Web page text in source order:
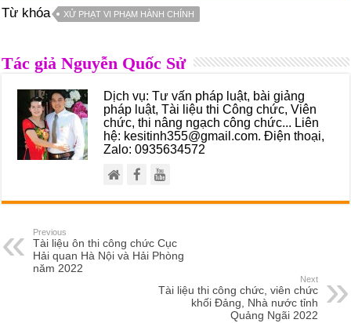
Từ khóa XỬ PHẠT VI PHẠM HÀNH CHÍNH
Tác giả Nguyễn Quốc Sử
Dịch vụ: Tư vấn pháp luật, bài giảng
pháp luật, Tài liệu thi Công chức, Viên
chức, thi nâng ngạch công chức... Liên
hệ: kesitinh355@gmail.com. Điện thoại,
Zalo: 0935634572
Previous
Tài liệu ôn thi công chức Cục
Hải quan Hà Nội và Hải Phòng
năm 2022
Next
Tài liệu thi công chức, viên chức
khối Đảng, Nhà nước tỉnh
Quảng Ngãi 2022